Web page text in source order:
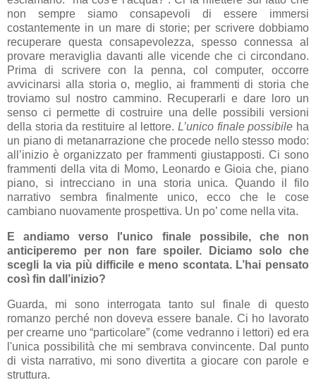
non sempre siamo consapevoli di essere immersi
costantemente in un mare di storie; per scrivere dobbiamo
recuperare questa consapevolezza, spesso connessa al
provare meraviglia davanti alle vicende che ci circondano.
Prima di scrivere con la penna, col computer, occorre
avvicinarsi alla storia o, meglio, ai frammenti di storia che
troviamo sul nostro cammino. Recuperarli e dare loro un
senso ci permette di costruire una delle possibili versioni
della storia da restituire al lettore. L’unico finale possibile ha
un piano di metanarrazione che procede nello stesso modo:
all’inizio è organizzato per frammenti giustapposti. Ci sono
frammenti della vita di Momo, Leonardo e Gioia che, piano
piano, si intrecciano in una storia unica. Quando il filo
narrativo sembra finalmente unico, ecco che le cose
cambiano nuovamente prospettiva. Un po’ come nella vita.
E andiamo verso l'unico finale possibile, che non
anticiperemo per non fare spoiler. Diciamo solo che
scegli la via più difficile e meno scontata. L’hai pensato
così fin dall’inizio?
Guarda, mi sono interrogata tanto sul finale di questo
romanzo perché non doveva essere banale. Ci ho lavorato
per crearne uno “particolare” (come vedranno i lettori) ed era
l'unica possibilità che mi sembrava convincente. Dal punto
di vista narrativo, mi sono divertita a giocare con parole e
struttura.